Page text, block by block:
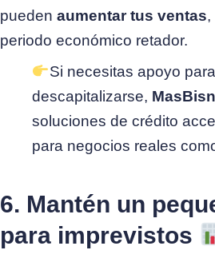
pueden aumentar tus ventas,
periodo económico retador.
Si necesitas apoyo
descapitalizarse,
soluciones de crédito
para negocios reales
6. Mantén un
para imprevistos